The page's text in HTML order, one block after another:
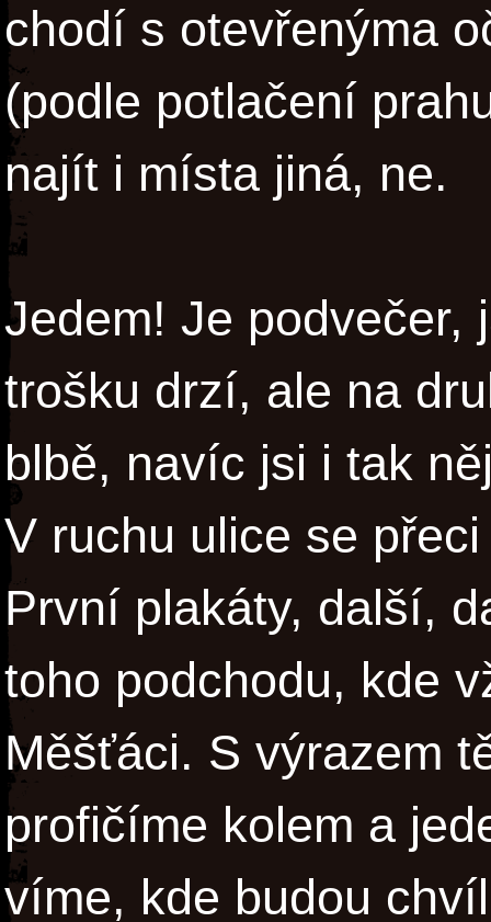
chodí s otevřenýma
(podle potlačení
najít i místa jiná, ne.
Jedem! Je podvečer,
trošku drzí, ale na
blbě, navíc jsi i tak
V ruchu ulice se
První plakáty, další,
toho podchodu, kde
Měšťáci. S výrazem
profičíme kolem a
víme, kde budou